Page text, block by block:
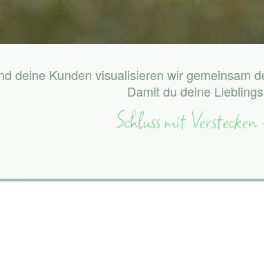
deine Kunden visualisieren wir gemeinsam
Damit du deine
Schluss mit